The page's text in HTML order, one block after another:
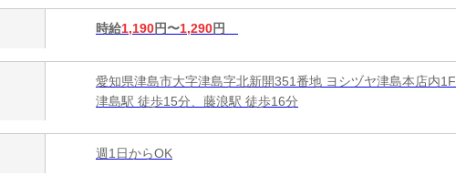
時給1,190円〜1,290円
愛知県津島市大字津島字北新開351番地 ヨシヅヤ津島本店内1F
津島駅 徒歩15分、藤浪駅 徒歩16分
週1日からOK